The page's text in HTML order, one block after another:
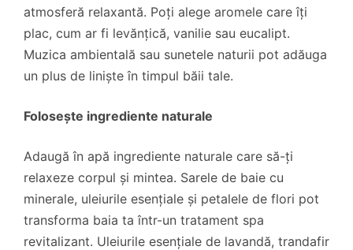
atmosferă relaxantă. Poți alege aromele care îți
plac, cum ar fi levănțică, vanilie sau eucalipt.
Muzica ambientală sau sunetele naturii pot adăuga
un plus de liniște în timpul băii tale.
Folosește ingrediente naturale
Adaugă în apă ingrediente naturale care să-ți
relaxeze corpul și mintea. Sarele de baie cu
minerale, uleiurile esențiale și petalele de flori pot
transforma baia ta într-un tratament spa
revitalizant. Uleiurile esențiale de lavandă, trandafir